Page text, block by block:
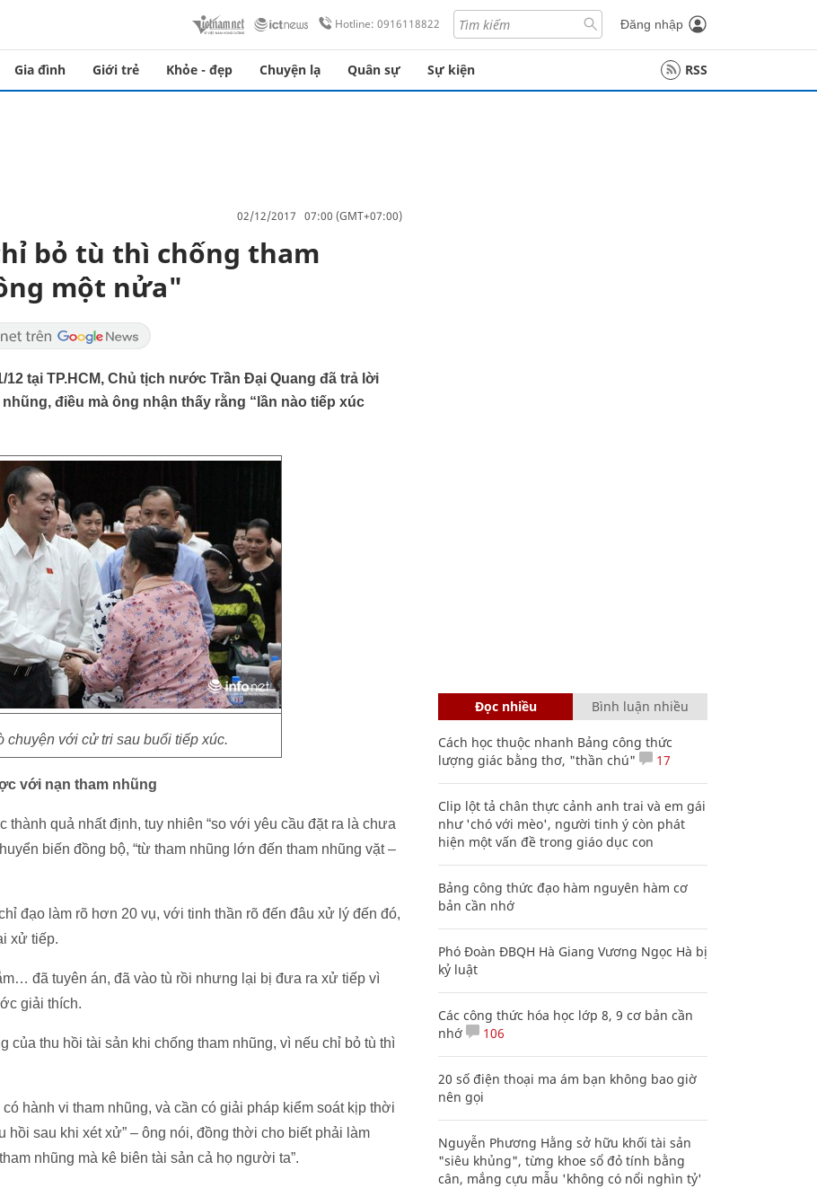
Hotline: 0916118822 Đăng nhập
Gia đình Giới trẻ Khỏe - đẹp Chuyện lạ Quân sự Sự kiện RSS
02/12/2017 07:00 (GMT+07:00)
bỏ tù thì chống tham
một nửa"
tại TP.HCM, Chủ tịch nước Trần Đại Quang đã trả lời
điều mà ông nhận thấy rằng “lần nào tiếp xúc
chuyện với cử tri sau buổi tiếp xúc.
với nạn tham nhũng
quả nhất định, tuy nhiên “so với yêu cầu đặt ra là chưa
biến đồng bộ, “từ tham nhũng lớn đến tham nhũng vặt –
đạo làm rõ hơn 20 vụ, với tinh thần rõ đến đâu xử lý đến đó,
xử tiếp.
đã tuyên án, đã vào tù rồi nhưng lại bị đưa ra xử tiếp vì
giải thích.
của thu hồi tài sản khi chống tham nhũng, vì nếu chỉ bỏ tù thì
hành vi tham nhũng, và cần có giải pháp kiểm soát kịp thời
hồi sau khi xét xử” – ông nói, đồng thời cho biết phải làm
nhũng mà kê biên tài sản cả họ người ta”.
Đọc nhiều Bình luận nhiều
Cách học thuộc nhanh Bảng công thức
lượng giác bằng thơ, "thần chú"
17
Clip lột tả chân thực cảnh anh trai và em gái
như 'chó với mèo', người tinh ý còn phát
hiện một vấn đề trong giáo dục con
Bảng công thức đạo hàm nguyên hàm cơ
bản cần nhớ
Phó Đoàn ĐBQH Hà Giang Vương Ngọc Hà bị
kỷ luật
Các công thức hóa học lớp 8, 9 cơ bản cần
nhớ
106
20 số điện thoại ma ám bạn không bao giờ
nên gọi
Nguyễn Phương Hằng sở hữu khối tài sản
"siêu khủng", từng khoe sổ đỏ tính bằng
cân, mắng cựu mẫu 'không có nổi nghìn tỷ'